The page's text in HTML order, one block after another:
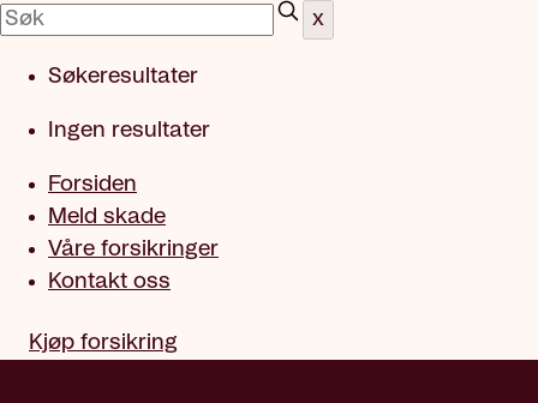
x
Søkeresultater
Ingen resultater
Forsiden
Meld skade
Våre forsikringer
Kontakt oss
Kjøp forsikring